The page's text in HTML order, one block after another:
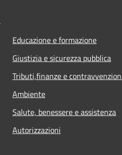
Educazione e formazione
Giustizia e sicurezza pubblica
Tributi,finanze e
Ambiente
Salute, benessere e assistenza
Autorizzazioni